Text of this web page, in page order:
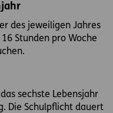
des jeweiligen Jahres
Stunden pro Woche
sechste Lebensjahr
Die Schulpflicht dauert